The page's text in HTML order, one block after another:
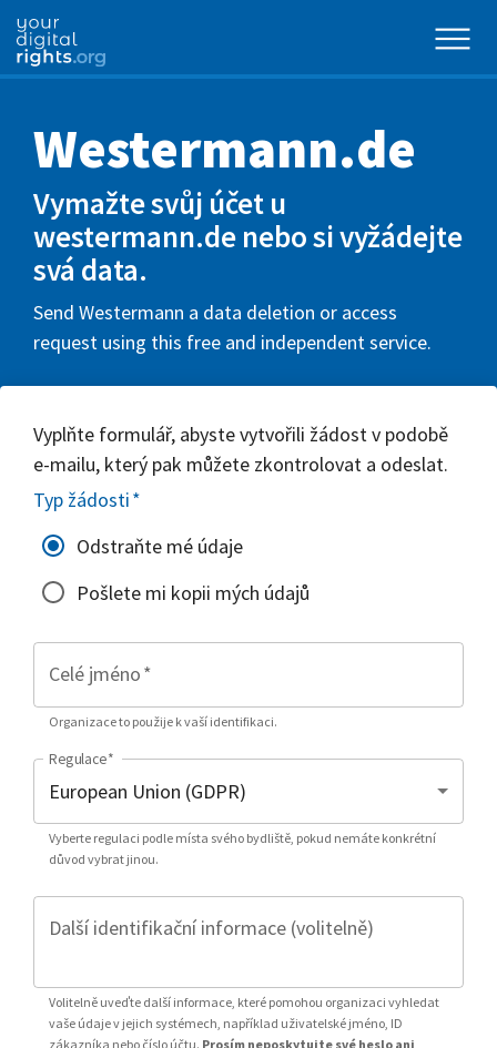
Westermann.de
Vymažte svůj účet u
westermann.de nebo si vyžádejte
svá data.
Send Westermann a data deletion or access
request using this free and independent service.
Vyplňte formulář, abyste vytvořili žádost v podobě
e-mailu, který pak můžete zkontrolovat a odeslat.
Typ žádosti*
Odstraňte mé údaje
Pošlete mi kopii mých údajů
Celé jméno*
Organizace to použije k vaší identifikaci.
Regulace*
Vyberte regulaci podle místa svého bydliště, pokud nemáte konkrétní
důvod vybrat jinou.
Další identifikační informace (volitelně)
Volitelně uveďte další informace, které pomohou organizaci vyhledat
vaše údaje v jejich systémech, například uživatelské jméno, ID
zákazníka nebo číslo účtu. Prosím neposkytujte své heslo ani